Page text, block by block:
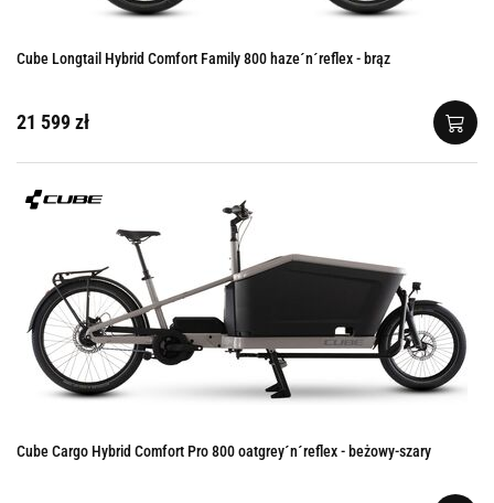
Cube Longtail Hybrid Comfort Family 800 haze´n´reflex - brąz
21 599 zł
Cube Cargo Hybrid Comfort Pro 800 oatgrey´n´reflex - beżowy-szary